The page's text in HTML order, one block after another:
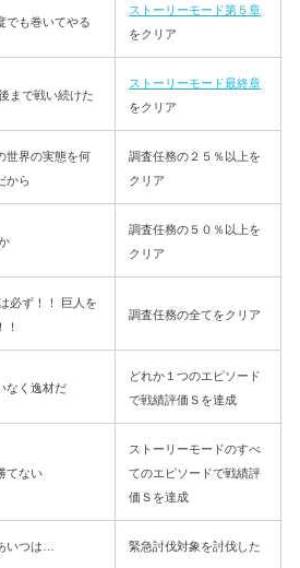
でも巻いてやる
ストーリーモード第５章
をクリア
まで戦い続けた
ストーリーモード最終章
をクリア
世界の実態を何
から
調査任務の２５％以上を
クリア
調査任務の５０％以上を
クリア
必ず！！ 巨人を
！
調査任務の全てをクリア
なく逸材だ
どれか１つのエピソード
で戦績評価Ｓを達成
てない
ストーリーモードのすべ
てのエピソードで戦績評
価Ｓを達成
いつは… 緊急討伐対象を討伐した